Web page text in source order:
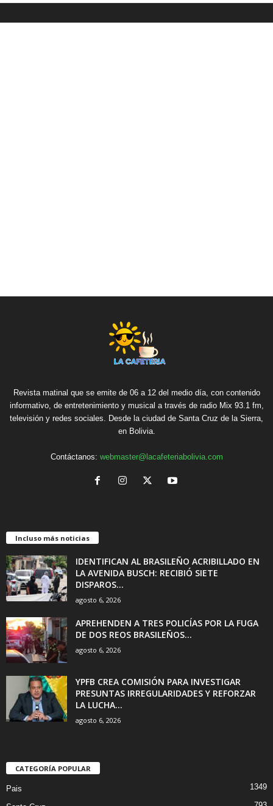
Revista matinal que se emite de 06 a 12 del medio día, con contenido
informativo, de entretenimiento y musical a través de radio Mix 93.1 fm,
televisión y redes sociales. Desde la ciudad de Santa Cruz de la Sierra,
en Bolivia.
Contáctanos: webmaster@lacafeteriabolivia.com
Incluso más noticias
IDENTIFICAN AL BRASILEÑO ACRIBILLADO EN
LA AVENIDA BUSCH: RECIBIÓ SIETE
DISPAROS...
agosto 6, 2026
APREHENDEN A TRES POLICÍAS POR LA FUGA
DE DOS REOS BRASILEÑOS...
agosto 6, 2026
YPFB CREA COMISIÓN PARA INVESTIGAR
PRESUNTAS IRREGULARIDADES Y REFORZAR
LA LUCHA...
agosto 6, 2026
CATEGORÍA POPULAR
Pais 1349